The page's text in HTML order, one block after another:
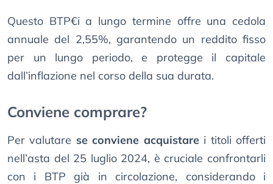
Questo BTP€i a lungo termine offre una cedola
annuale del 2,55%, garantendo un reddito fisso
per un lungo periodo, e protegge il capitale
dall’inflazione nel corso della sua durata.
Conviene comprare?
Per valutare se conviene acquistarei titoli offerti
nell’asta del 25 luglio 2024, è cruciale confrontarli
con i BTP già in circolazione, considerando i